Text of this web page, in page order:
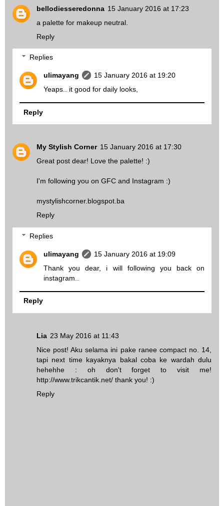
bellodiesseredonna 15 January 2016 at 17:23
a palette for makeup neutral.
Reply
Replies
ulimayang
15 January 2016 at 19:20
Yeaps.. it good for daily looks,
Reply
My Stylish Corner 15 January 2016 at 17:30
Great post dear! Love the palette! :)
I'm following you on GFC and Instagram :)
mystylishcorner.blogspot.ba
Reply
Replies
ulimayang
15 January 2016 at 19:09
Thank you dear, i will following you back on
instagram..
Reply
Lia 23 May 2016 at 11:43
Nice post! Aku selama ini pake ranee compact no. 14,
tapi next time kayaknya bakal coba ke wardah dulu
hehehhe : oh don't forget to visit me!
http://www.trikcantik.net/ thank you! :)
Reply